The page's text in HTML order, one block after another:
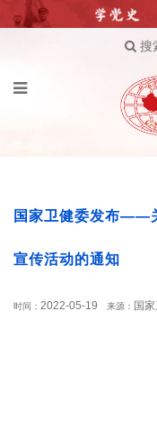
搜
国家卫健委发布——
宣传活动的通知
时间： 2022-05-19 来源： 国